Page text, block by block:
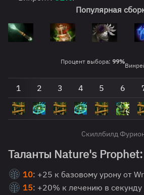
Популярная
Процент выбора: 99%
1 2 3 4 5 6
Скиллбилд
Таланты Nature's Prophet:
10: +25 к базовому урону от
15: +20% к лечению в секунду